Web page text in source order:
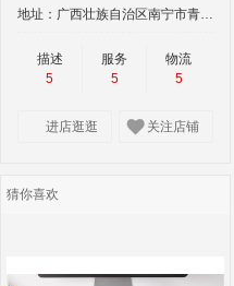
地址：广西壮族自治区南宁市青秀区瑞德大厦1421室
描述
5
服务
5
物流
5
进店逛逛 关注店铺
猜你喜欢